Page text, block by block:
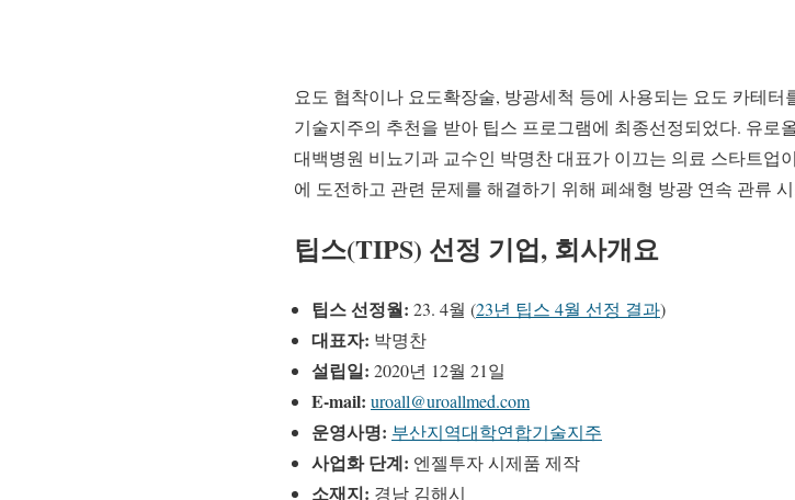
요도 협착이나 요도확장술, 방광세척 등에 사용되는 요도 카테
기술지주의 추천을 받아 팁스 프로그램에 최종선정되었다. 유로
대백병원 비뇨기과 교수인 박명찬 대표가 이끄는 의료 스타트업
에 도전하고 관련 문제를 해결하기 위해 페쇄형 방광 연속 관류
팁스(TIPS) 선정 기업, 회사개요
팁스 선정월: 23. 4월 (23년 팁스 4월 선정 결과)
대표자: 박명찬
설립일: 2020년 12월 21일
E-mail: uroall@uroallmed.com
운영사명: 부산지역대학연합기술지주
사업화 단계: 엔젤투자 시제품 제작
소재지: 경남 김해시